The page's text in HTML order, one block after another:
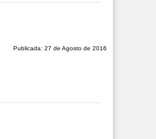
Publicada: 27 de Agosto de 2016